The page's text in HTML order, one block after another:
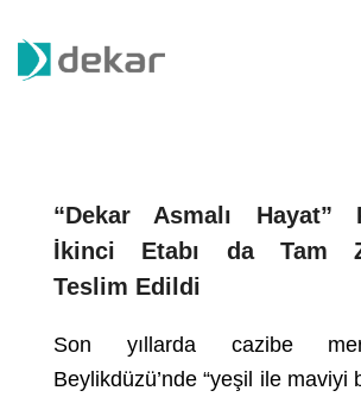
“Dekar Asmalı Hayat”
İkinci Etabı da Tam
Teslim Edildi
Son yıllarda cazibe
Beylikdüzü’nde “yeşil ile maviyi